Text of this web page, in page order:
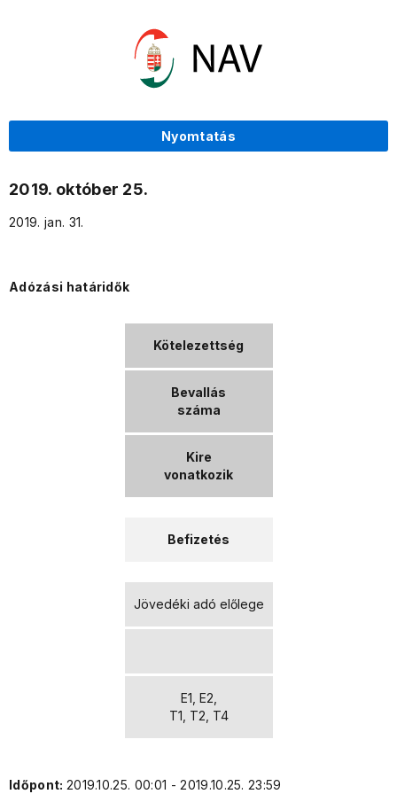
Nyomtatás
2019. október 25.
2019. jan. 31.
Adózási határidők
Kötelezettség
Bevallás
száma
Kire
vonatkozik
Befizetés
Jövedéki adó előlege
E1, E2,
T1, T2, T4
Időpont: 2019.10.25. 00:01 - 2019.10.25. 23:59